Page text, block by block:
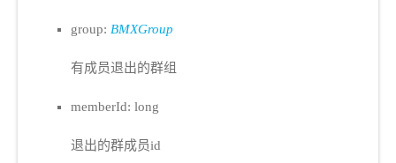
group: BMXGroup
有成员退出的群组
memberId: long
退出的群成员id